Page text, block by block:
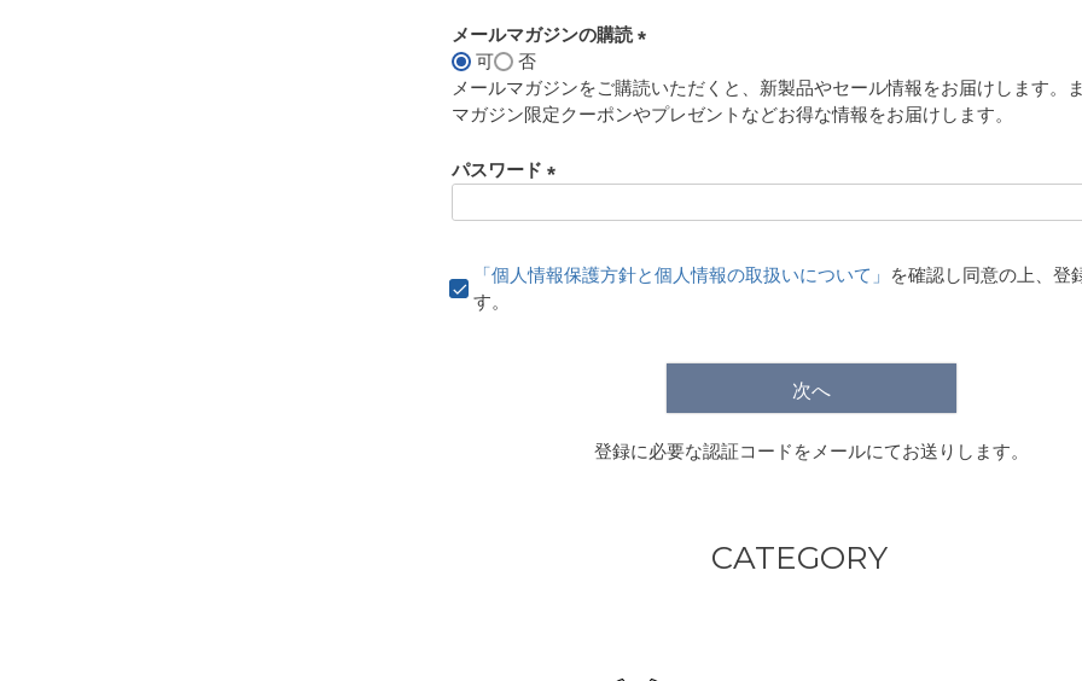
メールマガジンの購読
必
須
可
否
メールマガジンをご購読いただくと、新製品やセール情報をお届けします。
マガジン限定クーポンやプレゼントなどお得な情報をお届けします。
パスワード
)
「個人情報保護方針と個人情報の取扱いについて」
を確認し同意の上、登
す。
次へ
登録に必要な認証コードをメールにてお送りします。
CATEGORY